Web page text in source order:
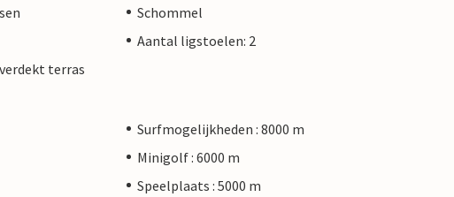
Schommel
Aantal ligstoelen: 2
terras
Surfmogelijkheden : 8000 m
Minigolf : 6000 m
Speelplaats : 5000 m